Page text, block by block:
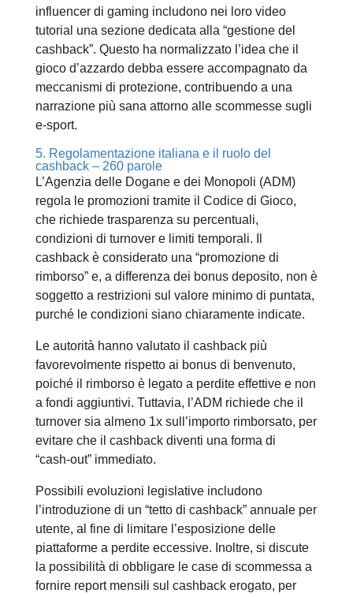
influencer di gaming includono nei loro video
tutorial una sezione dedicata alla “gestione del
cashback”. Questo ha normalizzato l’idea che il
gioco d’azzardo debba essere accompagnato da
meccanismi di protezione, contribuendo a una
narrazione più sana attorno alle scommesse sugli
e‑sport.
5. Regolamentazione italiana e il ruolo del
cashback – 260 parole
L’Agenzia delle Dogane e dei Monopoli (ADM)
regola le promozioni tramite il Codice di Gioco,
che richiede trasparenza su percentuali,
condizioni di turnover e limiti temporali. Il
cashback è considerato una “promozione di
rimborso” e, a differenza dei bonus deposito, non è
soggetto a restrizioni sul valore minimo di puntata,
purché le condizioni siano chiaramente indicate.
Le autorità hanno valutato il cashback più
favorevolmente rispetto ai bonus di benvenuto,
poiché il rimborso è legato a perdite effettive e non
a fondi aggiuntivi. Tuttavia, l’ADM richiede che il
turnover sia almeno 1x sull’importo rimborsato, per
evitare che il cashback diventi una forma di
“cash‑out” immediato.
Possibili evoluzioni legislative includono
l’introduzione di un “tetto di cashback” annuale per
utente, al fine di limitare l’esposizione delle
piattaforme a perdite eccessive. Inoltre, si discute
la possibilità di obbligare le case di scommessa a
fornire report mensili sul cashback erogato, per